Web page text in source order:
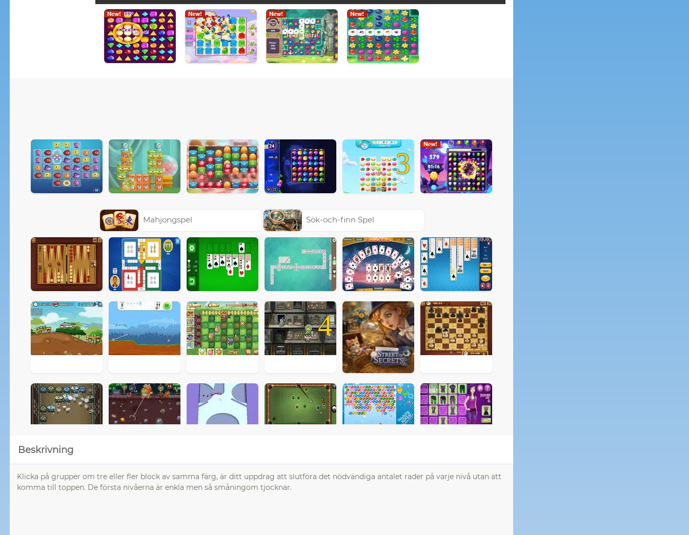
3
Mahjongspel Sök-och-finn Spel
4
Beskrivning
Klicka på grupper om tre eller fler block av samma färg, är ditt uppdrag att slutföra det nödvändiga antalet rader på varje nivå utan att
komma till toppen. De första nivåerna är enkla men så småningom tjocknar.